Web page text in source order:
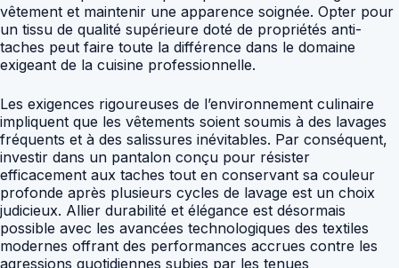
vêtement et maintenir une apparence soignée. Opter pour
un tissu de qualité supérieure doté de propriétés anti-
taches peut faire toute la différence dans le domaine
exigeant de la cuisine professionnelle.
Les exigences rigoureuses de l’environnement culinaire
impliquent que les vêtements soient soumis à des lavages
fréquents et à des salissures inévitables. Par conséquent,
investir dans un pantalon conçu pour résister
efficacement aux taches tout en conservant sa couleur
profonde après plusieurs cycles de lavage est un choix
judicieux. Allier durabilité et élégance est désormais
possible avec les avancées technologiques des textiles
modernes offrant des performances accrues contre les
agressions quotidiennes subies par les tenues